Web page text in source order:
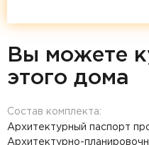
Вы можете
этого дома
Состав комплекта:
Архитектурный паспорт
Архитектурно-